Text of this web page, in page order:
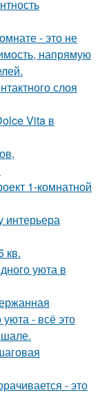
- это не
напрямую
слоя
Vita в
1-комнатной
интерьера
кв.
уюта в
- всё это
шале.
- это